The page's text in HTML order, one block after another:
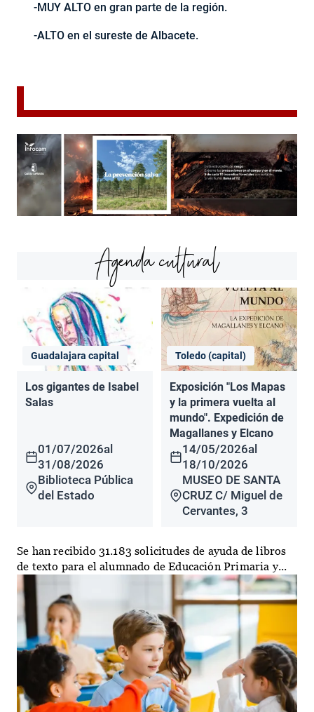
-MUY ALTO en gran parte de la región.
-ALTO en el sureste de Albacete.
Agenda cultural
Guadalajara capital
Los gigantes de Isabel
Salas
01/07/2026al
31/08/2026
Biblioteca Pública
del Estado
Toledo (capital)
Exposición "Los Mapas
y la primera vuelta al
mundo". Expedición de
Magallanes y Elcano
14/05/2026al
18/10/2026
MUSEO DE SANTA
CRUZ C/ Miguel de
Cervantes, 3
Se han recibido 31.183 solicitudes de ayuda de libros
de texto para el alumnado de Educación Primaria y...